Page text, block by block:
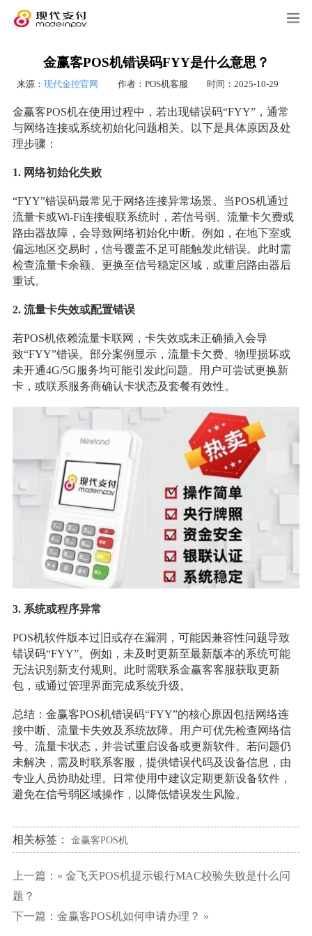
金赢客POS机错误码FYY是什么意思？
来源： 现代金控官网 作者：POS机客服 时间：2025-10-29
金赢客POS机在使用过程中，若出现错误码“FYY”，通常
与网络连接或系统初始化问题相关。以下是具体原因及处
理步骤：
1. 网络初始化失败
“FYY”错误码最常见于网络连接异常场景。当POS机通过
流量卡或Wi-Fi连接银联系统时，若信号弱、流量卡欠费或
路由器故障，会导致网络初始化中断。例如，在地下室或
偏远地区交易时，信号覆盖不足可能触发此错误。此时需
检查流量卡余额、更换至信号稳定区域，或重启路由器后
重试。
2. 流量卡失效或配置错误
若POS机依赖流量卡联网，卡失效或未正确插入会导
致“FYY”错误。部分案例显示，流量卡欠费、物理损坏或
未开通4G/5G服务均可能引发此问题。用户可尝试更换新
卡，或联系服务商确认卡状态及套餐有效性。
3. 系统或程序异常
POS机软件版本过旧或存在漏洞，可能因兼容性问题导致
错误码“FYY”。例如，未及时更新至最新版本的系统可能
无法识别新支付规则。此时需联系金赢客客服获取更新
包，或通过管理界面完成系统升级。
总结：金赢客POS机错误码“FYY”的核心原因包括网络连
接中断、流量卡失效及系统故障。用户可优先检查网络信
号、流量卡状态，并尝试重启设备或更新软件。若问题仍
未解决，需及时联系客服，提供错误代码及设备信息，由
专业人员协助处理。日常使用中建议定期更新设备软件，
避免在信号弱区域操作，以降低错误发生风险。
相关标签： 金赢客POS机
上一篇：« 金飞天POS机提示银行MAC校验失败是什么问
题？
下一篇： 金赢客POS机如何申请办理？ »